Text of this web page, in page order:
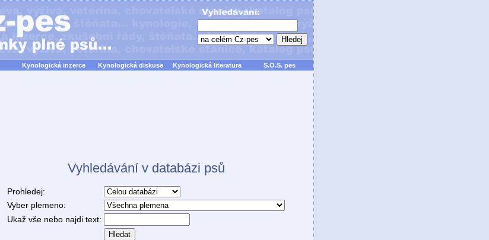
Kynologická inzerce Kynologická diskuse Kynologická literatura S.O.S. pes
Vyhledávání v databázi psů
Prohledej:
Vyber plemeno:
Ukaž vše nebo najdi text:
Hledat